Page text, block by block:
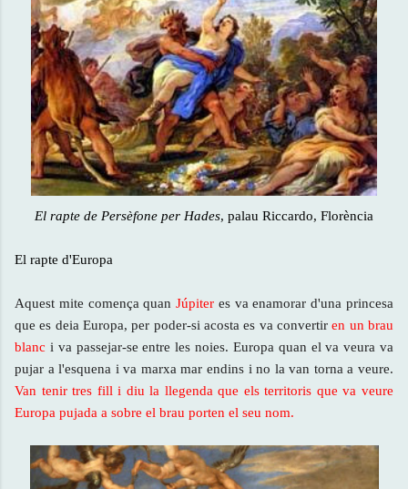
El rapte de Persèfone per Hades, palau Riccardo, Florència
El rapte d'Europa
Aquest mite comença quanJúpiter es va enamorar d'una princesa
que es deia Europa, per poder-si acosta es va convertiren un brau
blanc i va passejar-se entre les noies. Europa quan el va veura va
pujar a l'esquena i va marxa mar endins i no la van torna a veure.
Van tenir tres fill i diu la llegenda que els territoris que va veure
Europa pujada a sobre el brau porten el seu nom.